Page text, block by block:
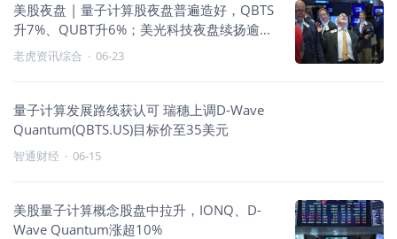
美股夜盘 | 量子计算股夜盘普遍造好，QBTS
升7%、QUBT升6%；美光科技夜盘续扬逾
1%，SpaceX反弹逾1%
老虎资讯综合 · 06-23
量子计算发展路线获认可 瑞穗上调D-Wave
Quantum(QBTS.US)目标价至35美元
智通财经 · 06-15
美股量子计算概念股盘中拉升，IONQ、D-
Wave Quantum涨超10%